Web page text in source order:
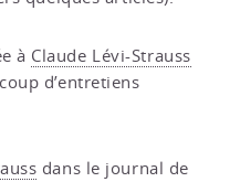
à Claude Lévi-Strauss
d’entretiens
dans le journal de